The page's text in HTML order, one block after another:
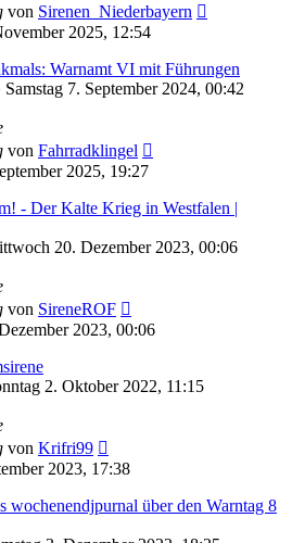
von Sirenen_Niederbayern
2025, 12:54
Warnamt VI mit Führungen
Samstag 7. September 2024, 00:42
von Fahrradklingel
2025, 19:27
- Der Kalte Krieg in Westfalen |
20. Dezember 2023, 00:06
von SireneROF
2023, 00:06
2. Oktober 2022, 11:15
von Krifri99
2023, 17:38
wochenendjpurnal über den Warntag 8